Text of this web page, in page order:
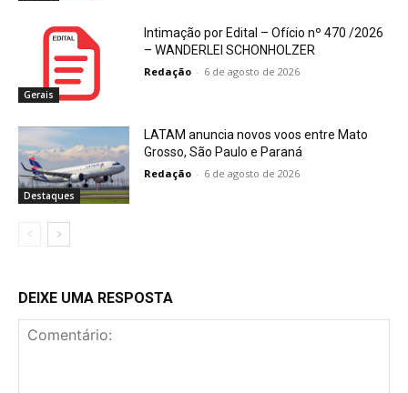
Gerais
Intimação por Edital – Ofício nº 470 /2026
– WANDERLEI SCHONHOLZER
Redação - 6 de agosto de 2026
Destaques
LATAM anuncia novos voos entre Mato
Grosso, São Paulo e Paraná
Redação - 6 de agosto de 2026
DEIXE UMA RESPOSTA